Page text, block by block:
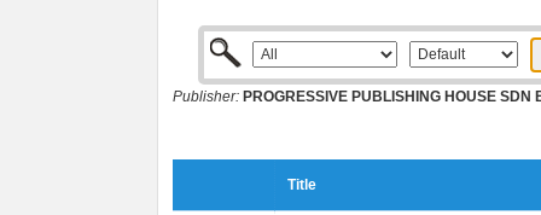
Publisher: PROGRESSIVE PUBLISHING HOUSE SDN
Title